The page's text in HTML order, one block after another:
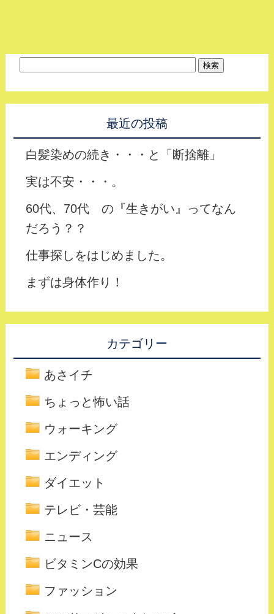
最近の投稿
白髪染めの続き・・・と「断捨離」
実は不安・・・。
60代、70代 の『生きがい』ってなん
だろう？？
仕事探しをはじめました。
まずは身体作り！
カテゴリー
あさイチ
ちょっと怖い話
ウォーキング
エンディング
ダイエット
テレビ・芸能
ニュース
ビタミンCの効果
ファッション